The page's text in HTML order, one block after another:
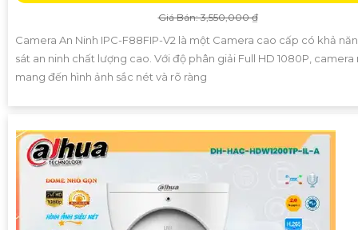
Giá Bán: 3,550,000 ₫
Camera An Ninh IPC-F88FIP-V2 là một Camera cao cấp có khả
sát an ninh chất lượng cao. Với độ phân giải Full HD 1080P, camera
mang đến hình ảnh sắc nét và rõ ràng